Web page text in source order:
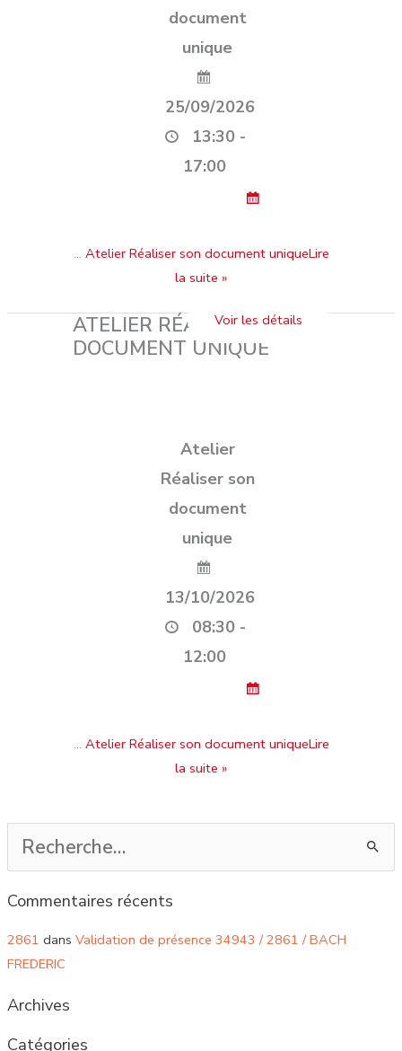
document
unique
25/09/2026
13:30 -
17:00
… Atelier Réaliser son document uniqueLire
la suite »
ATELIER RÉALISER SON
DOCUMENT UNIQUE
Atelier
Réaliser son
document
unique
13/10/2026
08:30 -
12:00
… Atelier Réaliser son document uniqueLire
la suite »
Rechercher :
Commentaires récents
2861 dans Validation de présence 34943 / 2861 / BACH
FREDERIC
Archives
Catégories